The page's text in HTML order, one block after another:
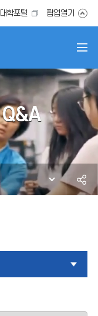
대학포털 팝업열기